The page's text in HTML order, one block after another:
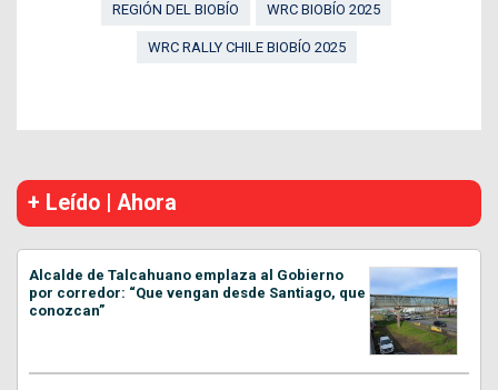
REGIÓN DEL BIOBÍO WRC BIOBÍO 2025
WRC RALLY CHILE BIOBÍO 2025
+ Leído | Ahora
Alcalde de Talcahuano emplaza al Gobierno
por corredor: “Que vengan desde Santiago, que
conozcan”